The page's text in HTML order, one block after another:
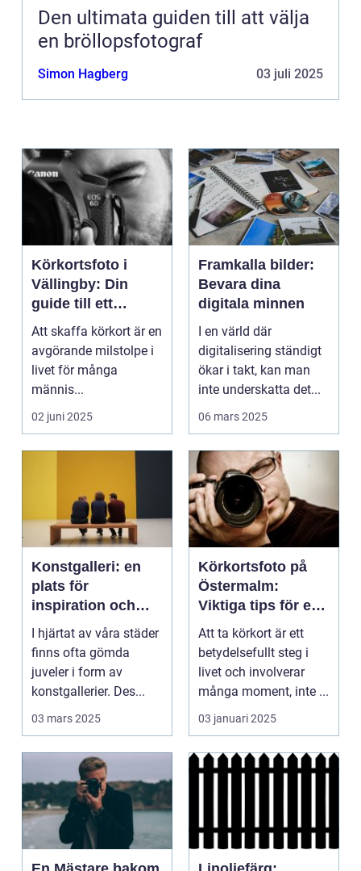
Den ultimata guiden till att välja
en bröllopsfotograf
Simon Hagberg 03 juli 2025
Körkortsfoto i
Vällingby: Din
guide till ett
perfekt foto
Att skaffa körkort är en
avgörande milstolpe i
livet för många
männis...
02 juni 2025
Framkalla bilder:
Bevara dina
digitala minnen
I en värld där
digitalisering ständigt
ökar i takt, kan man
inte underskatta det...
06 mars 2025
Konstgalleri: en
plats för
inspiration och
kreativ upplevelse
I hjärtat av våra städer
finns ofta gömda
juveler i form av
konstgallerier. Des...
03 mars 2025
Körkortsfoto på
Östermalm:
Viktiga tips för en
perfekt bild
Att ta körkort är ett
betydelsefullt steg i
livet och involverar
många moment, inte ...
03 januari 2025